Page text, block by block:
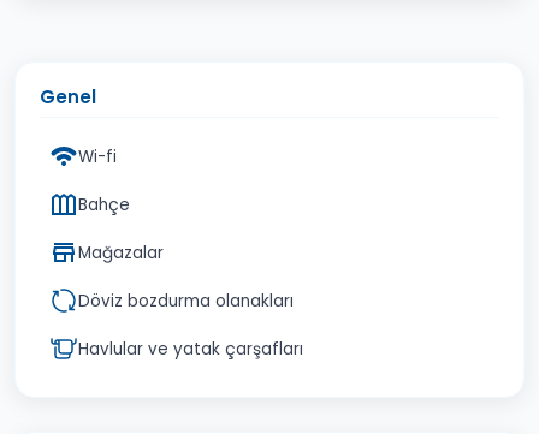
Genel
Wi-fi
Bahçe
Mağazalar
Döviz bozdurma olanakları
Havlular ve yatak çarşafları